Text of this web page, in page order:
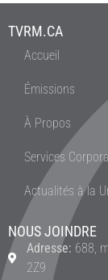
TVRM.CA
Accueil
Émissions
À Propos
Services
Actualités à la
NOUS JOINDRE
Adresse: 688,
2Z9